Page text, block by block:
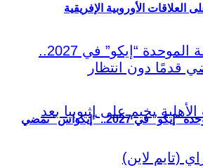
العلاقات الأوروبية الإفريقية
إطلاق العملة الموحدة “إيكو” في 2027.. “إيكواس” تمضي